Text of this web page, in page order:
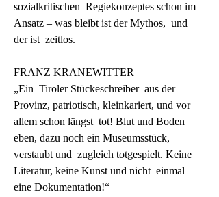
sozialkritischen  Regiekonzeptes schon im
Ansatz – was bleibt ist der Mythos,  und
der ist  zeitlos.
FRANZ KRANEWITTER
„Ein  Tiroler Stückeschreiber  aus der
Provinz, patriotisch, kleinkariert, und vor
allem schon längst  tot! Blut und Boden
eben, dazu noch ein Museumsstück,
verstaubt und  zugleich totgespielt. Keine
Literatur, keine Kunst und nicht  einmal
eine Dokumentation!“